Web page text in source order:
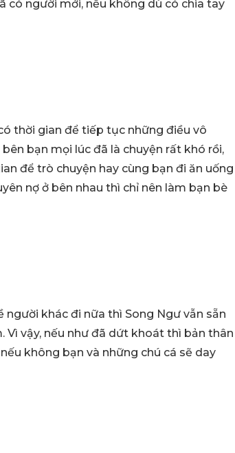
có người mới, nếu không dù có chia tay
thời gian để tiếp tục những điều vô
bạn mọi lúc đã là chuyện rất khó rồi,
để trò chuyện hay cùng bạn đi ăn uống
nợ ở bên nhau thì chỉ nên làm bạn bè
người khác đi nữa thì Song Ngư vẫn sẵn
vậy, nếu như đã dứt khoát thì bản thân
không bạn và những chú cá sẽ day